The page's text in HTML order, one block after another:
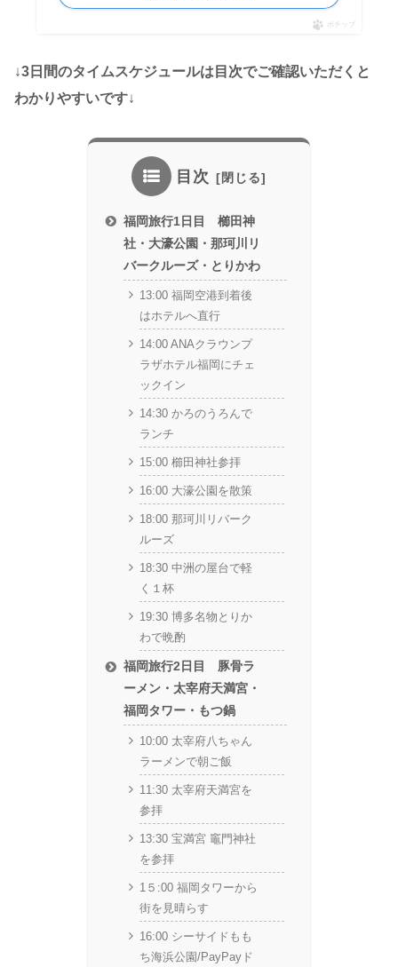
ポチップ
↓3日間のタイムスケジュールは目次でご確認いただくと
わかりやすいです↓
目次
福岡旅行1日目 櫛田神
社・大濠公園・那珂川リ
バークルーズ・とりかわ
13:00 福岡空港到着後
はホテルへ直行
14:00 ANAクラウンプ
ラザホテル福岡にチェ
ックイン
14:30 かろのうろんで
ランチ
15:00 櫛田神社参拝
16:00 大濠公園を散策
18:00 那珂川リバーク
ルーズ
18:30 中洲の屋台で軽
く１杯
19:30 博多名物とりか
わで晩酌
福岡旅行2日目 豚骨ラ
ーメン・太宰府天満宮・
福岡タワー・もつ鍋
10:00 太宰府八ちゃん
ラーメンで朝ご飯
11:30 太宰府天満宮を
参拝
13:30 宝満宮 竈門神社
を参拝
1５:00 福岡タワーから
街を見晴らす
16:00 シーサイドもも
ち海浜公園/PayPayド